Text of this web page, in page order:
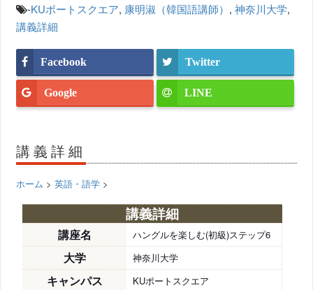
-KUポートスクエア, 康明淑（韓国語講師） ,神奈川大学,
講義詳細
Facebook Twitter
Google LINE
講義詳細
ホーム >英語・語学 >
講義詳細
講座名 ハングルを楽しむ(初級)ステップ6
大学 神奈川大学
キャンパス KUポートスクエア